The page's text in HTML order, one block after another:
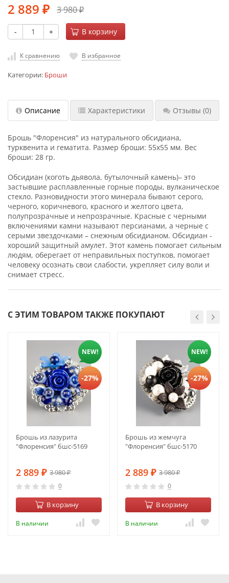
2 889 ₽ 3 980₽
- + В корзину
К сравнению В избранное
Категории: Броши
Описание Характеристики Отзывы (0)
Брошь "Флоренсия" из натурального обсидиана,
турквенита и гематита. Размер броши: 55х55 мм. Вес
броши: 28 гр.
Обсидиан (коготь дьявола, бутылочный камень)– это
застывшие расплавленные горные породы, вулканическое
стекло. Разновидности этого минерала бывают серого,
черного, коричневого, красного и желтого цвета,
полупрозрачные и непрозрачные. Красные с черными
включениями камни называют персианами, а черные с
серыми звездочками – снежным обсидианом. Обсидиан -
хороший защитный амулет. Этот камень помогает сильным
людям, оберегает от неправильных поступков, помогает
человеку осознать свои слабости, укрепляет силу воли и
снимает стресс.
С ЭТИМ ТОВАРОМ ТАКЖЕ ПОКУПАЮТ
NEW!
-27%
Брошь из лазурита
"Флоренсия" бшс-5169
2 889 ₽ 3 980₽
0
В корзину
В наличии
NEW!
-27%
Брошь из жемчуга
"Флоренсия" бшс-5170
2 889 ₽ 3 980₽
0
В корзину
В наличии